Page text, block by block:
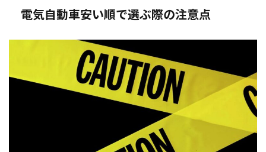
電気自動車安い順で選ぶ際の注意点